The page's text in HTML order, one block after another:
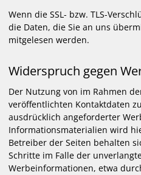
Wenn die SSL- bzw. TLS-
die Daten, die Sie an uns
mitgelesen werden.
Widerspruch gegen
Der Nutzung von im Rahmen
veröffentlichten Kontaktdaten
ausdrücklich angeforderter
Informationsmaterialien wird
Betreiber der Seiten behalten
Schritte im Falle der
Werbeinformationen, etwa